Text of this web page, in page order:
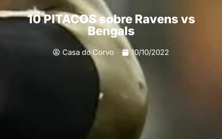
10 PITACOS sobre Ravens vs
Bengals
Casa do Corvo 10/10/2022